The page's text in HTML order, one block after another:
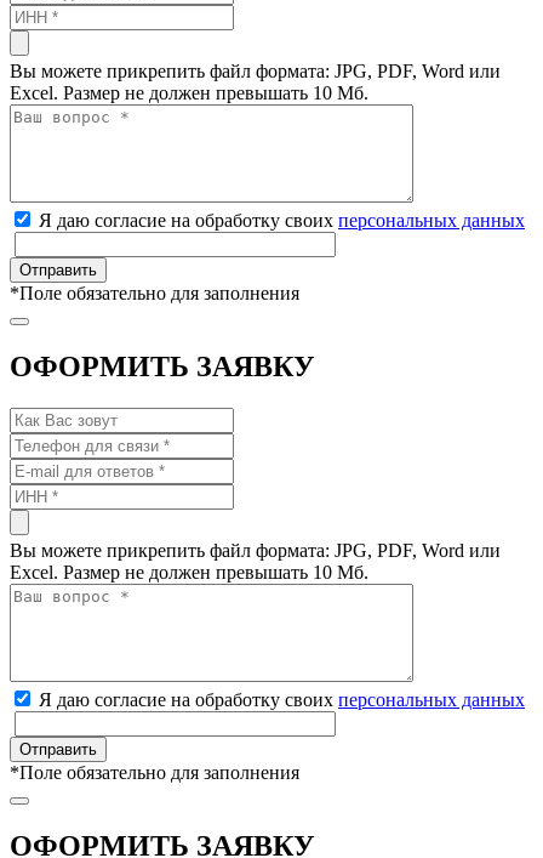
Вы можете прикрепить файл формата: JPG, PDF, Word или
Excel. Размер не должен превышать 10 Мб.
Я даю согласие на обработку своих персональных данных
*Поле обязательно для заполнения
ОФОРМИТЬ ЗАЯВКУ
Вы можете прикрепить файл формата: JPG, PDF, Word или
Excel. Размер не должен превышать 10 Мб.
Я даю согласие на обработку своих персональных данных
*Поле обязательно для заполнения
ОФОРМИТЬ ЗАЯВКУ